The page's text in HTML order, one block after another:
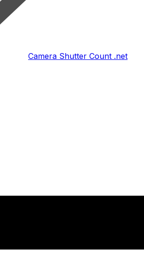
Camera Shutter Count .net